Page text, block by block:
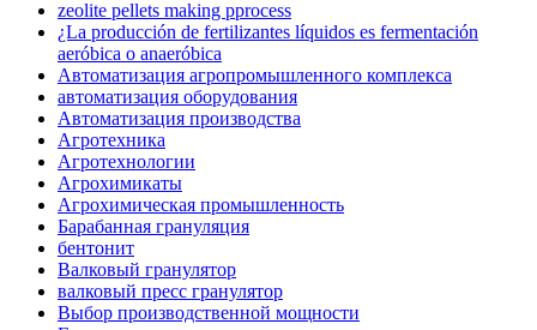
zeolite pellets making pprocess
¿La producción de fertilizantes líquidos es fermentación
aeróbica o anaeróbica
Автоматизация агропромышленного комплекса
автоматизация оборудования
Автоматизация производства
Агротехника
Агротехнологии
Агрохимикаты
Агрохимическая промышленность
Барабанная грануляция
бентонит
Валковый гранулятор
валковый пресс гранулятор
Выбор производственной мощности